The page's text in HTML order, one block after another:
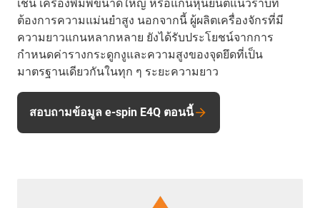
เช่น เครื่องพิมพ์ขนาดใหญ่ หรือแกนหุ่นยนต์แนวราบที่
ต้องการความแม่นยำสูง นอกจากนี้ ผู้ผลิตเครื่องจักรที่มี
ความยาวแกนหลากหลาย ยังได้รับประโยชน์จากการ
กำหนดค่ารางกระดูกงูและความสูงของจุดยึดที่เป็น
มาตรฐานเดียวกันในทุก ๆ ระยะความยาว
สอบถามข้อมูล e-spin E4Q ตอนนี้